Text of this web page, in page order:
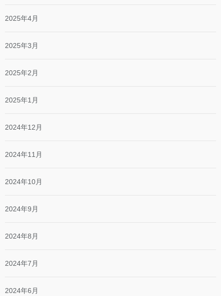
2025年4月
2025年3月
2025年2月
2025年1月
2024年12月
2024年11月
2024年10月
2024年9月
2024年8月
2024年7月
2024年6月